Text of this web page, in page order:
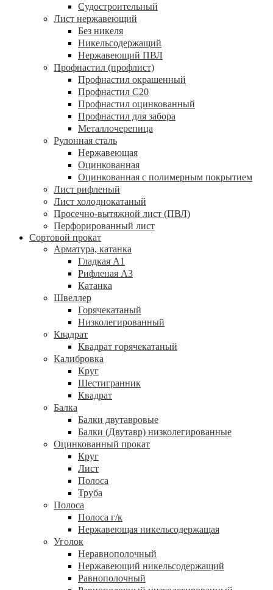
Судостроительный
Лист нержавеющий
Без никеля
Никельсодержащий
Нержавеющий ПВЛ
Профнастил (профлист)
Профнастил окрашенный
Профнастил С20
Профнастил оцинкованный
Профнастил для забора
Металлочерепица
Рулонная сталь
Нержавеющая
Оцинкованная
Оцинкованная с полимерным покрытием
Лист рифленый
Лист холоднокатаный
Просечно-вытяжной лист (ПВЛ)
Перфорированный лист
Сортовой прокат
Арматура, катанка
Гладкая А1
Рифленая А3
Катанка
Швеллер
Горячекатаный
Низколегированный
Квадрат
Квадрат горячекатаный
Калибровка
Круг
Шестигранник
Квадрат
Балка
Балки двутавровые
Балки (Двутавр) низколегированные
Оцинкованный прокат
Круг
Лист
Полоса
Труба
Полоса
Полоса г/к
Нержавеющая никельсодержащая
Уголок
Неравнополочный
Нержавеющий никельсодержащий
Равнополочный